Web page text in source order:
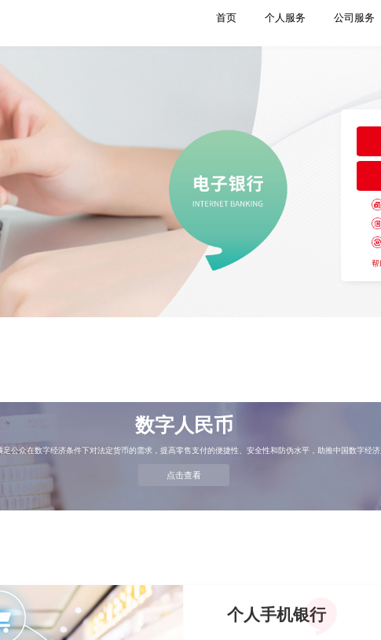
首页 个人服务 公司服务
帮
数字人民币
足公众在数字经济条件下对法定货币的需求，提高零售支付的便捷性、安全性和防伪水平，助推中国数字经济
点击查看
个人手机银行